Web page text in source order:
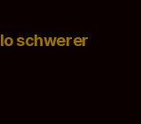
schwerer